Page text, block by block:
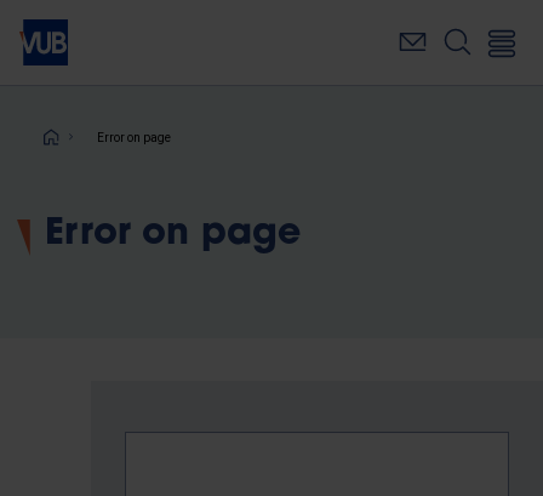
Skip
main
Breadcrumb
Error on page
Error on page